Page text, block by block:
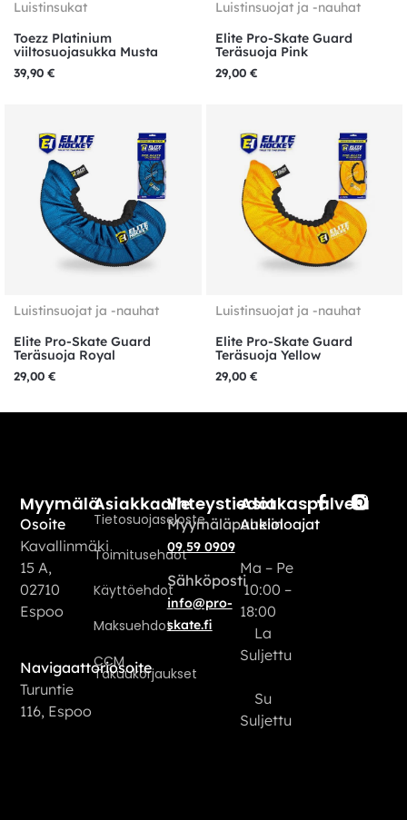
Luistinsukat
Toezz Platinium
viiltosuojasukka Musta
39,90 €
Luistinsuojat ja -nauhat
Elite Pro-Skate Guard
Teräsuoja Pink
29,00 €
Luistinsuojat ja -nauhat
Elite Pro-Skate Guard
Teräsuoja Royal
29,00 €
Luistinsuojat ja -nauhat
Elite Pro-Skate Guard
Teräsuoja Yellow
29,00 €
Asiakkaalle
Tietosuojaseloste
Toimitusehdot
Käyttöehdot
Maksuehdot
CCM
Takuukorjaukset
Myymälä
Osoite
Kavallinmäki
15 A,
02710
Espoo
Navigaattoriosoite
Turuntie
116, Espoo
Yhteystiedot
Myymäläpuhelin
09 59 0909
Sähköposti
info@pro-
skate.fi
Asiakaspalvelu
Aukioloajat
Ma – Pe
10:00 –
18:00
La
Suljettu
Su
Suljettu